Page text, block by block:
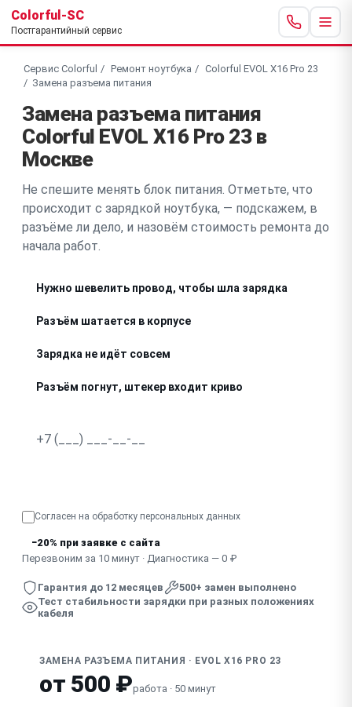
Colorful-SC
Постгарантийный сервис
Сервис Colorful Ремонт ноутбука
Colorful EVOL X16 Pro 23
Замена разъема питания
Замена разъема питания
Colorful EVOL X16 Pro 23 в
Москве
Не спешите менять блок питания. Отметьте, что
происходит с зарядкой ноутбука, — подскажем, в
разъёме ли дело, и назовём стоимость ремонта до
начала работ.
Нужно шевелить провод, чтобы шла зарядка
Разъём шатается в корпусе
Зарядка не идёт совсем
Разъём погнут, штекер входит криво
Согласен на обработку персональных данных
−20% при заявке с сайта
Перезвоним за 10 минут · Диагностика — 0 ₽
Гарантия до 12 месяцев
500+ замен выполнено
Тест стабильности зарядки при разных положениях
кабеля
ЗАМЕНА РАЗЪЕМА ПИТАНИЯ · EVOL X16 PRO 23
от 500 ₽работа · 50 минут